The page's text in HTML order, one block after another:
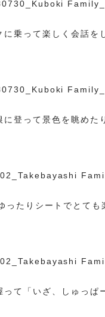
に乗って楽しく会話を
に登って景色を眺めた
ったりシートでとても
って「いざ、しゅっぱ